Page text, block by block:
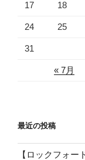
« 7月
17 18
24 25
31
最近の投稿
【ロックフォー